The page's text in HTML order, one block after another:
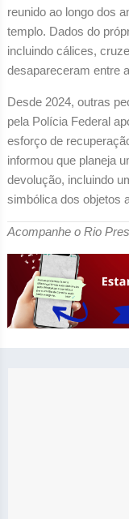
reunido ao longo dos
templo. Dados do
incluindo cálices,
desapareceram entre
Desde 2024, outras
pela Polícia Federal
esforço de
informou que planeja
devolução, incluindo
simbólica dos objetos
Acompanhe o Rio